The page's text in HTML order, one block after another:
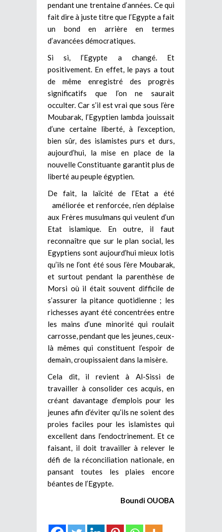
pendant une trentaine d’années. Ce qui
fait dire à juste titre que l’Egypte a fait
un bond en arrière en termes
d’avancées démocratiques.
Si si, l’Egypte a changé. Et
positivement. En effet, le pays a tout
de même enregistré des progrès
significatifs que l’on ne saurait
occulter. Car s’il est vrai que sous l’ère
Moubarak, l’Egyptien lambda jouissait
d’une certaine liberté, à l’exception,
bien sûr, des islamistes purs et durs,
aujourd’hui, la mise en place de la
nouvelle Constituante garantit plus de
liberté au peuple égyptien.
De fait, la laïcité de l’Etat a été
améliorée et renforcée, n’en déplaise
aux Frères musulmans qui veulent d’un
Etat islamique. En outre, il faut
reconnaître que sur le plan social, les
Egyptiens sont aujourd’hui mieux lotis
qu’ils ne l’ont été sous l’ère Moubarak,
et surtout pendant la parenthèse de
Morsi où il était souvent difficile de
s’assurer la pitance quotidienne ; les
richesses ayant été concentrées entre
les mains d’une minorité qui roulait
carrosse, pendant que les jeunes, ceux-
là mêmes qui constituent l’espoir de
demain, croupissaient dans la misère.
Cela dit, il revient à Al-Sissi de
travailler à consolider ces acquis, en
créant davantage d’emplois pour les
jeunes afin d’éviter qu’ils ne soient des
proies faciles pour les islamistes qui
excellent dans l’endoctrinement. Et ce
faisant, il doit travailler à relever le
défi de la réconciliation nationale, en
pansant toutes les plaies encore
béantes de l’Egypte.
Boundi OUOBA